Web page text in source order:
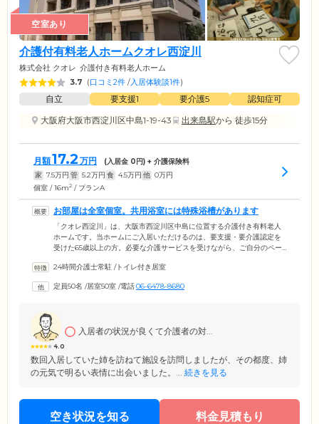
空室あり
介護付有料老人ホームクオレ西淀川
株式会社 クオレ 介護付き有料老人ホーム
3.7 (口コミ2件 /入居体験談1件)
自立 要支援1 要介護5
認知症可
大阪府大阪市西淀川区中島1-19-43
出来島駅から 徒歩15分
月額17.2 万円 (入居金 0円) + 介護保険料
家 7.5万円 管 5.2万円 食 4.5万円 他 0万円
個室 / 16m2 / プランA
お部屋は全室個室。共用浴室には特殊浴槽があります
「クオレ西淀川」は、大阪市西淀川区中島に位置する介護付き有料老人
ホームです。当ホームにご入居いただけるのは、要支援・要介護認定を
受けた65歳以上の方。必要な介護サービスを受けながら、ご自分のペー
50室の個室。プライバシーが保たれた空間には、トイレ、洗面台、収納
いただけます。また、共用部分の浴室には一般浴槽のほか、座ったまま
24時間介護士常駐 /トイレ付き居室
定員50名 /居室50室 /電話06-6478-8680
4.0
入居者の状況が良くて介護者の対...
数回入居していた姉を訪ねて施設を訪問しましたが、その都度、姉
の元気で明るい表情に出会いました。... 続きを見る
空き状況を知る 料金見積もり